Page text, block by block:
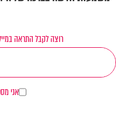
רוצה לקבל התראה
אני